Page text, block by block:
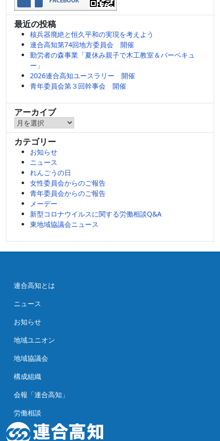
最近の投稿
核兵器廃絶と恒久平和の実現を考えよう
連合高知第74回地方委員会 開催
勤労者の森事業「夏休み親子で木工教室＆バーベキュ
ー」
2026連合高知ユースラリー 開催
青年委員会第３回幹事会 開催
アーカイブ
ア
ー
カ
カテゴリー
お知らせ
ニュース
れんごうの日
女性委員会からのご報告
青年委員会からのご報告
メーデー
新型コロナウイルスに関する労働相談Q&A
東地域協議会ニュース
連合高知とは
ニュース
お知らせ
地域ユニオン
地域協議会
構成組織
会報「連合高知」
労働相談